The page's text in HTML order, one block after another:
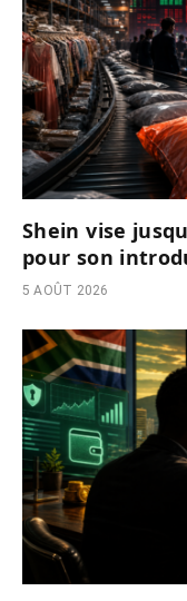
Shein vise
pour son
5 AOÛT 2026